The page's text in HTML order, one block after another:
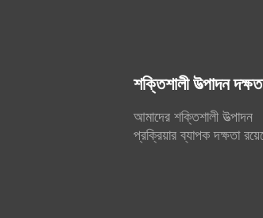
শক্তিশালী উত্পাদন
আমাদের শক্তিশালী উত্পাদন
প্রক্রিয়ার ব্যাপক দক্ষতা